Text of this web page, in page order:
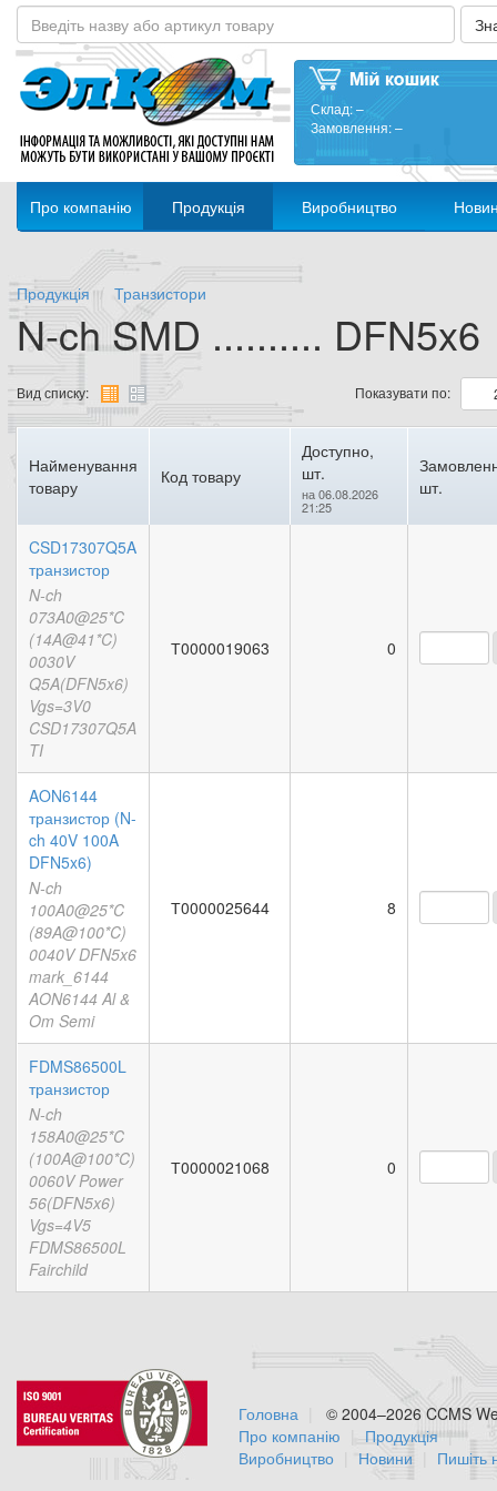
Склад:–
Замовлення:–
Про компанію Продукція Виробництво
Продукція Транзистори
N-ch SMD .......... DFN5x6
Вид списку: Показувати по:
Найменування
товару
Код товару
Доступно,
шт.
на 06.08.2026
21:25
шт.
CSD17307Q5A
транзистор
N-ch
073A0@25*C
(14A@41*C)
0030V
Q5A(DFN5x6)
Vgs=3V0
CSD17307Q5A
TI
Т0000019063 0
AON6144
транзистор (N-
ch 40V 100A
DFN5x6)
N-ch
100A0@25*C
(89A@100*C)
0040V DFN5x6
mark_6144
AON6144 Al &
Om Semi
Т0000025644 8
FDMS86500L
транзистор
N-ch
158A0@25*C
(100A@100*C)
0060V Power
56(DFN5x6)
Vgs=4V5
FDMS86500L
Fairchild
Т0000021068 0
© 2004–2026 CCMS
Головна
Про компанію
Продукція
Виробництво
Новини Пишіть